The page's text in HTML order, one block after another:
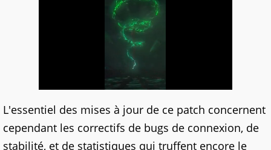
L'essentiel des mises à jour de ce patch concernent
cependant les correctifs de bugs de connexion, de
stabilité, et de statistiques qui truffent encore le